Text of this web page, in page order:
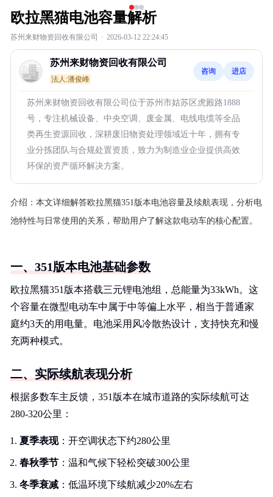
欧拉黑猫电池容量解析
苏州来财物资回收有限公司 · 2026-03-12 22:24:45
苏州来财物资回收有限公司
法人:潘俊峰
咨询 进店
苏州来财物资回收有限公司位于苏州市姑苏区虎殿路1888
号，专注机械设备、中央空调、废金属、电线电缆等全品
类再生资源回收，深耕废旧物资处理领域近十年，拥有专
业分拣团队与合规处置资质，致力为制造业企业提供高效
环保的资产循环解决方案。
介绍： 本文详细解答欧拉黑猫351版本电池容量及续航表现，分析电
池特性与日常使用的关系，帮助用户了解这款电动车的核心配置。
一、351版本电池基础参数
欧拉黑猫351版本搭载三元锂电池组，总能量为33kWh。这
个容量在微型电动车中属于中等偏上水平，相当于普通家
庭约3天的用电量。电池采用风冷散热设计，支持快充和慢
充两种模式。
二、实际续航表现分析
根据多数车主反馈，351版本在城市道路的实际续航可达
280-320公里：
夏季表现：开空调状态下约280公里
春秋季节 ：温和气候下轻松突破300公里
冬季衰减 ：低温环境下续航减少20%左右